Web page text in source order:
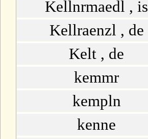
Kellnrmaedl , is
Kellraenzl , de
Kelt , de
kemmr
kempln
kenne